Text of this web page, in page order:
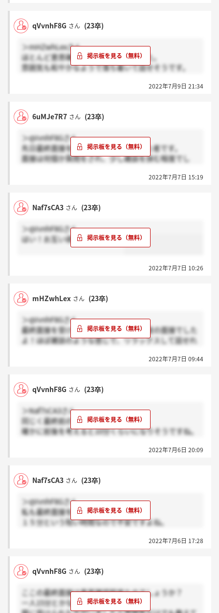
qVvnhF8G さん (23卒)
＞mHZwhLexさん
ほとんど意思確認のようで安心しました。
雰囲気も和やかなようで落ち着いて話せそうです。
2022年7月9日 21:34
6uMJe7R7 さん (23卒)
＞qVvnhF8Gさん
先日最終面接を受け、本日内定を頂いた者です。
面接は何個か質問をされ、少し雑談を挟む程度でし
す！
応援しています！！
2022年7月7日 15:19
Naf7sCA3 さん (23卒)
＞qVvnhF8Gさん
はい！お互い頑張りましょう！
2022年7月7日 10:26
mHZwhLex さん (23卒)
＞qVvnhF8Gさん
最終面接を受けましたが、意思確認程度の面接でした
よ！ほぼ雑談のような感じで、リラックスして話せれ
2022年7月7日 09:44
qVvnhF8G さん (23卒)
＞Naf7sCA3さん
同じく最終前の方がいて安心しました。
確かに前後を考えると10分くらいになりそうですね。
2022年7月6日 20:09
Naf7sCA3 さん (23卒)
＞qVvnhF8Gさん
私も最終面接を受ける予定のものです。
１５分という短い時間なので不安ですよね。
2022年7月6日 17:28
qVvnhF8G さん (23卒)
ここの最終面接は意思確認程度なのでしょうか？
一人15分とかなり短いため心配です...。